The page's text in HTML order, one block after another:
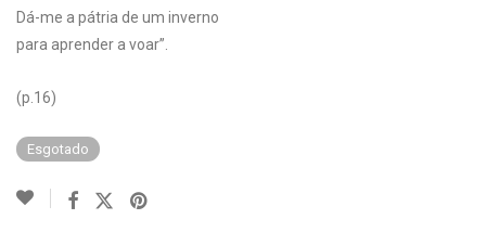
Dá-me a pátria de um inverno
para aprender a voar”.
(p.16)
Esgotado